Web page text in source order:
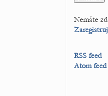
Nemáte
RSS feed
Atom feed